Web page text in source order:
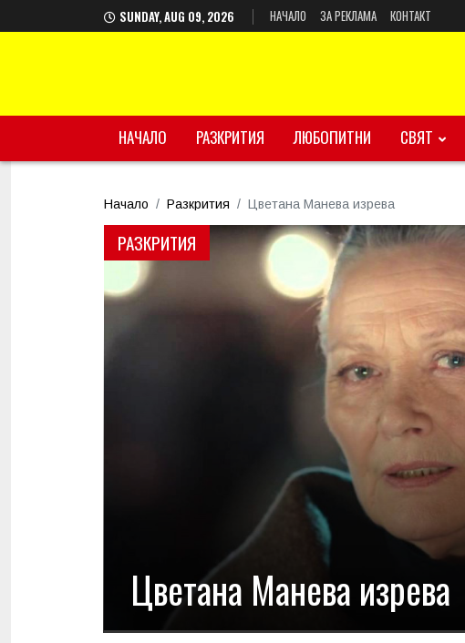
SUNDAY, AUG 09, 2026 НАЧАЛО ЗА РЕКЛАМА КОНТАКТ
НАЧАЛО РАЗКРИТИЯ ЛЮБОПИТНИ СВЯТ
Начало Разкрития Цветана Манева изрева
РАЗКРИТИЯ
Цветана Манева изрева